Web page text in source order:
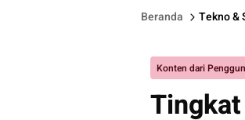
Beranda Tekno &
Konten dari